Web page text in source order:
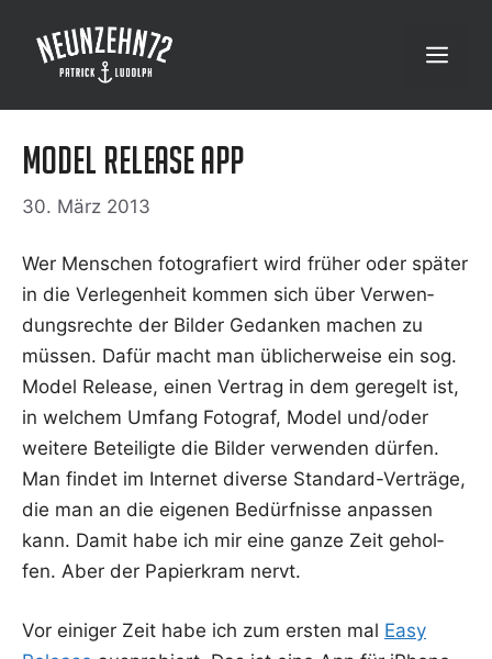
Inhalt
springen
Menü
Model Release App
30. März 2013
Wer Men­schen foto­gra­fiert wird frü­her oder spä­ter
in die Ver­le­gen­heit kom­men sich über Ver­wen­
dungs­rech­te der Bil­der Gedan­ken machen zu
müs­sen. Dafür macht man übli­cher­wei­se ein sog.
Model Release, einen Ver­trag in dem gere­gelt ist,
in wel­chem Umfang Foto­graf, Model und/oder
wei­te­re Betei­lig­te die Bil­der ver­wen­den dür­fen.
Man fin­det im Inter­net diver­se Stan­dard-Ver­trä­ge,
die man an die eige­nen Bedürf­nis­se anpas­sen
kann. Damit habe ich mir eine gan­ze Zeit gehol­
fen. Aber der Papier­kram nervt.
Vor eini­ger Zeit habe ich zum ers­ten mal Easy